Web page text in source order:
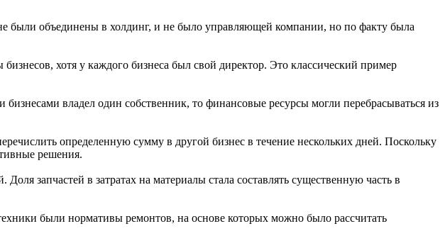
были объединены в холдинг, и не было управляющей компании, но по факту была
хотя у каждого бизнеса был свой директор. Это классический пример
владел один собственник, то финансовые ресурсы могли перебрасываться из
определенную сумму в другой бизнес в течение нескольких дней. Поскольку
решения.
запчастей в затратах на материалы стала составлять существенную часть в
были нормативы ремонтов, на основе которых можно было рассчитать